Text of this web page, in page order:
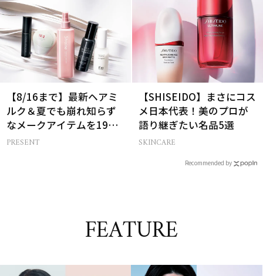
【8/16まで】最新ヘアミ
ルク＆夏でも崩れ知らず
なメークアイテムを19名
様にプレゼント！
PRESENT
【SHISEIDO】まさにコス
メ日本代表！美のプロが
語り継ぎたい名品5選
SKINCARE
Recommended by
FEATURE